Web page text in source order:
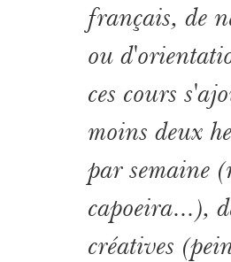
français, de
ou
ces cours
moins deux
par semaine
capoeira...),
créatives